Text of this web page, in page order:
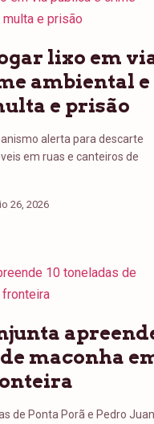
lixo em
ambiental e
e prisão
alerta para descarte
em ruas e canteiros de
26, 2026
maconha
de Ponta Porã e Pedro Juan